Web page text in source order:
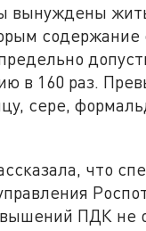
вынуждены
содержание
в 160 раз.
сере,
что
ПДК не